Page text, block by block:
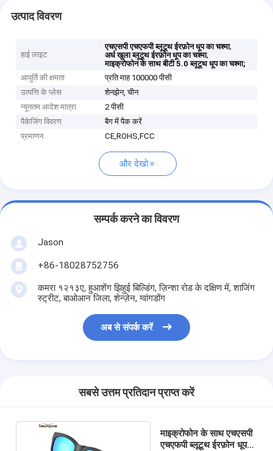
उत्पाद विवरण
हाई लाइट
एचएसपी एचएफपी ब्लूटूथ ईरफ़ोन धूप का चश्मा,
अर्ध खुला ब्लूटूथ ईरफ़ोन धूप का चश्मा,
माइक्रोफोन के साथ बीटी 5.0 ब्लूटूथ धूप का चश्मा;
आपूर्ति की क्षमता
प्रति माह 100000 पीसी
उत्पत्ति के प्लेस
शेनझेन, चीन
न्यूनतम आदेश मात्रा
2 पीसी
पैकेजिंग विवरण
बैग में पैक करें
प्रमाणन
CE,ROHS,FCC
और देखो
सम्पर्क करने का विवरण
Jason
+86-18028752756
कमरा १२१३ए, हुआशेंग झिहुई बिल्डिंग, ज़िन्शा रोड के दक्षिण में, शाजिंग
स्ट्रीट, बाओआन जिला, शेन्ज़ेन, ग्वांगडोंग
अब से संपर्क करें
सबसे उत्तम प्रतिदान प्राप्त करें
माइक्रोफोन के साथ एचएसपी
एचएफपी ब्लूटूथ ईरफ़ोन धूप